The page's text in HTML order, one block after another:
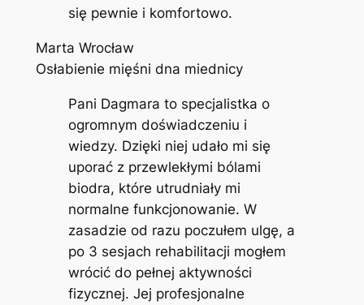
się pewnie i komfortowo.
Marta Wrocław
Osłabienie mięśni dna miednicy
Pani Dagmara to specjalistka o
ogromnym doświadczeniu i
wiedzy. Dzięki niej udało mi się
uporać z przewlekłymi bólami
biodra, które utrudniały mi
normalne funkcjonowanie. W
zasadzie od razu poczułem ulgę, a
po 3 sesjach rehabilitacji mogłem
wrócić do pełnej aktywności
fizycznej. Jej profesjonalne